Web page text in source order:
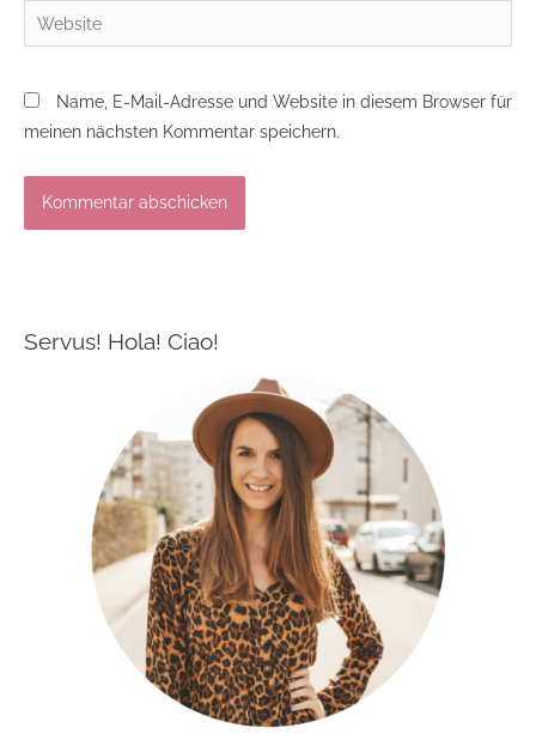
Website
Name, E-Mail-Adresse und Website in diesem Browser für
meinen nächsten Kommentar speichern.
Servus! Hola! Ciao!